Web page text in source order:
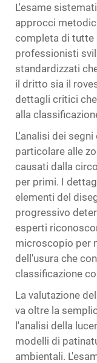
L'esame
approcci
completa di tutte
professionisti
standardizzati
il dritto sia il
dettagli critici
alla
L'analisi dei
particolare alle
causati dalla
per primi. I
elementi del
progressivo
esperti
microscopio per
dell'usura che
classificazione
La valutazione
va oltre la
l'analisi della
modelli di
ambientali.